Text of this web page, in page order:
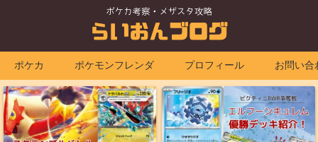
ポケカ ポケモンフレンダ プロフィール お問い合